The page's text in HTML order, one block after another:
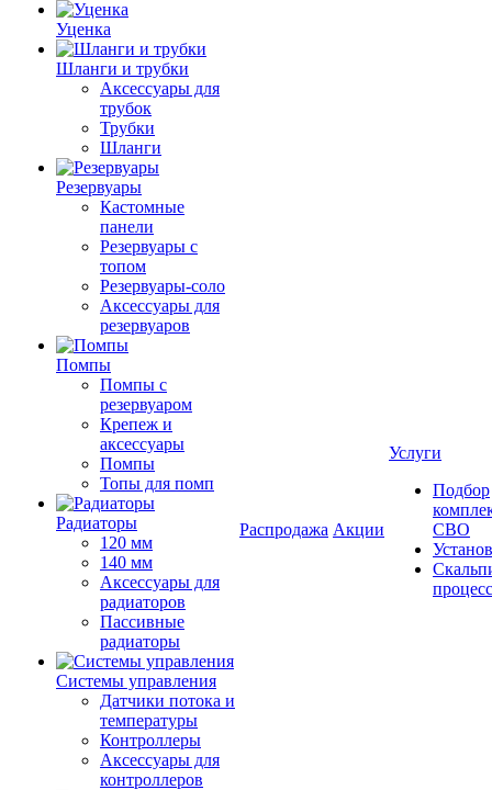
Уценка
Шланги и трубки
Аксессуары для
трубок
Трубки
Шланги
Резервуары
Кастомные
панели
Резервуары с
топом
Резервуары-соло
Аксессуары для
резервуаров
Помпы
Помпы с
резервуаром
Крепеж и
аксессуары
Помпы
Топы для помп
Радиаторы
120 мм
140 мм
Аксессуары для
радиаторов
Пассивные
радиаторы
Системы управления
Датчики потока и
температуры
Контроллеры
Аксессуары для
контроллеров
Распродажа Акции
Услуги
Подбор
СВО